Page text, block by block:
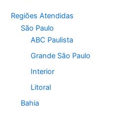
Regiões Atendidas
São Paulo
ABC Paulista
Grande São Paulo
Interior
Litoral
Bahia